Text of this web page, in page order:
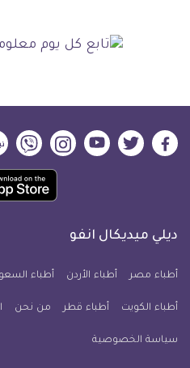
ديلي
فيسبوك
ديلي
تويتر
ديلي
ميديكال
يوتيوب
ديلي
ميديكال
انفو
حمل
تطبيق
معلومة
للآيفون
ديلي ميديكال انفو
أطباء مصر أطباء الأردن أطباء
أطباء الكويت أطباء قطر من نحن
سياسة الخصوصية